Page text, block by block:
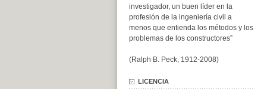
investigador, un buen líder en la
profesión de la ingeniería civil a
menos que entienda los métodos y los
problemas de los constructores”
(Ralph B. Peck, 1912-2008)
LICENCIA